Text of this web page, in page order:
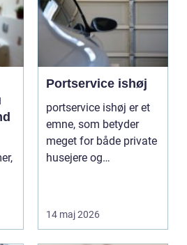
Portservice ishøj
portservice ishøj er et
emne, som betyder
meget for både private
husejere og
14 maj 2026